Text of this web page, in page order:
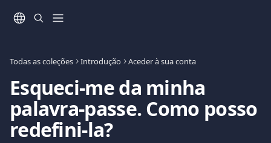
Todas as coleções Introdução Aceder à sua conta
Esqueci-me da minha
palavra-passe. Como posso
redefini-la?